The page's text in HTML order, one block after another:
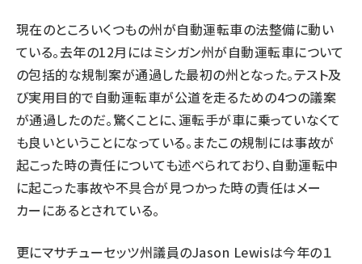
現在のところいくつもの州が自動運転車の法整備に動い
ている。去年の12月にはミシガン州が自動運転車について
の包括的な規制案が通過した最初の州となった。テスト及
び実用目的で自動運転車が公道を走るための4つの議案
が通過したのだ。驚くことに、運転手が車に乗っていなくて
も良いということになっている。またこの規制には事故が
起こった時の責任についても述べられており、自動運転中
に起こった事故や不具合が見つかった時の責任はメー
カーにあるとされている。
更にマサチューセッツ州議員のJason Lewisは今年の１